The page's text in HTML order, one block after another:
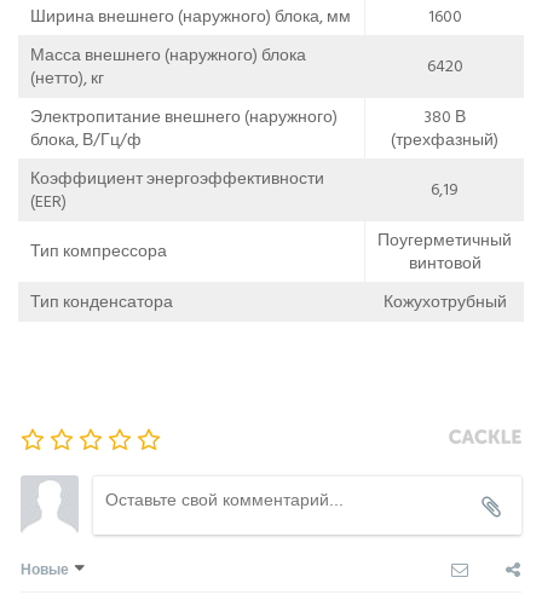
Ширина внешнего (наружного) блока, мм
1600
Масса внешнего (наружного) блока
(нетто), кг
6420
Электропитание внешнего (наружного)
блока, В/Гц/ф
380 В
(трехфазный)
Коэффициент энергоэффективности
(EER)
6,19
Тип компрессора
Поугерметичный
винтовой
Тип конденсатора
Кожухотрубный
Новые